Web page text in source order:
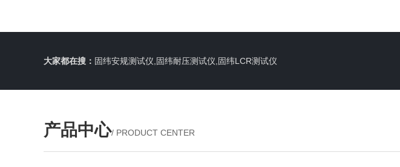
大家都在搜： 固纬安规测试仪,固纬耐压测试仪,固纬LCR测试仪
产品中心/ PRODUCT CENTER